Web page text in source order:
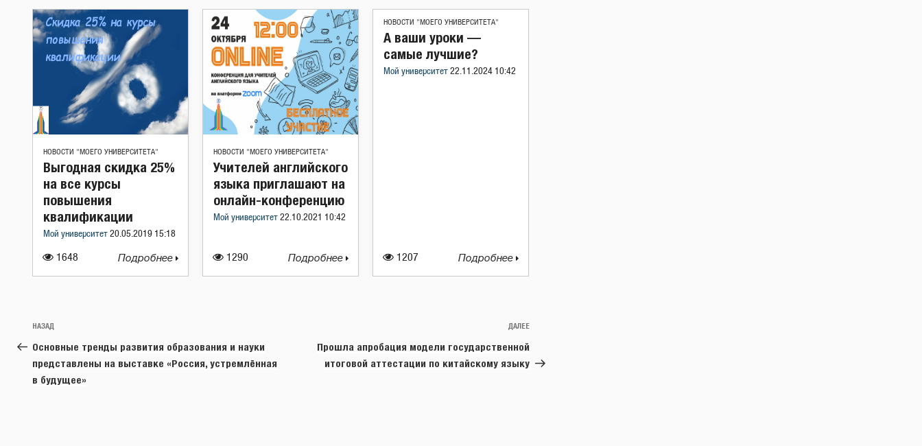
НОВОСТИ "МОЕГО УНИВЕРСИТЕТА"
1648
Выгодная скидка 25%
на все курсы
повышения
квалификации
Мой университет 20.05.2019 15:18
Подробнее
НОВОСТИ "МОЕГО УНИВЕРСИТЕТА"
1290
Учителей английского
языка приглашают на
онлайн-конференцию
Мой университет 22.10.2021 10:42
Подробнее
НОВОСТИ "МОЕГО УНИВЕРСИТЕТА"
1207
А ваши уроки —
самые лучшие?
Мой университет 22.11.2024 10:42
Подробнее
Навигация
по
записям
Предыдущая
запись:
НАЗАД
Основные тренды развития образования и науки
представлены на выставке «Россия, устремлённая
в будущее»
Следующая
ДАЛЕЕ
Прошла апробация модели государственной
итоговой аттестации по китайскому языку